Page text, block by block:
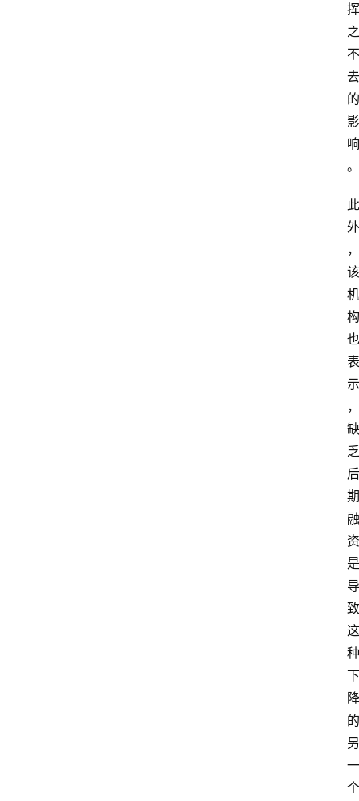
挥
之
不
去
的
影
响
。
此
外
，
该
机
构
也
表
示
，
缺
乏
后
期
融
资
是
导
致
这
种
下
降
的
另
一
个